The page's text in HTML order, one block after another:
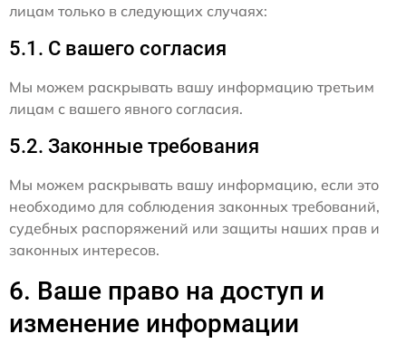
лицам только в следующих случаях:
5.1. С вашего согласия
Мы можем раскрывать вашу информацию третьим
лицам с вашего явного согласия.
5.2. Законные требования
Мы можем раскрывать вашу информацию, если это
необходимо для соблюдения законных требований,
судебных распоряжений или защиты наших прав и
законных интересов.
6. Ваше право на доступ и
изменение информации